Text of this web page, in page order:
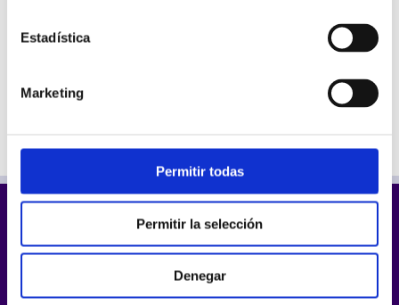
Estadística
Marketing
Permitir todas
Permitir la selección
Denegar
Con la funcionalidad text-to-speech podrás generar al
naturales. Sólo es necesario que escribas el texto que
desees y selecciona la voz que prefieras. ¡Utlízalas para